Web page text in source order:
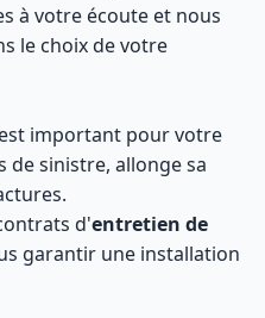
à votre écoute et nous
le choix de votre
important pour votre
de sinistre, allonge sa
d'entretien de
garantir une installation